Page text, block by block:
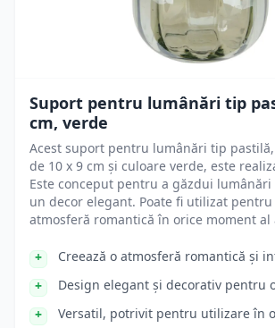
Suport pentru lumânări tip
cm, verde
Acest suport pentru lumânări tip
de 10 x 9 cm și culoare verde, este
Este conceput pentru a găzdui
un decor elegant. Poate fi utilizat pentru
atmosferă romantică în orice moment al
Creează o atmosferă romantică și
Design elegant și decorativ pentru
Versatil, potrivit pentru utilizare în